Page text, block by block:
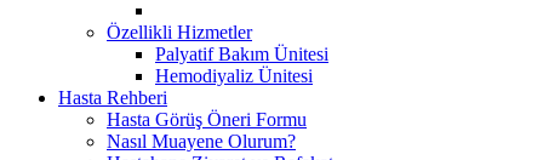
Özellikli Hizmetler
Palyatif Bakım Ünitesi
Hemodiyaliz Ünitesi
Hasta Rehberi
Hasta Görüş Öneri Formu
Nasıl Muayene Olurum?